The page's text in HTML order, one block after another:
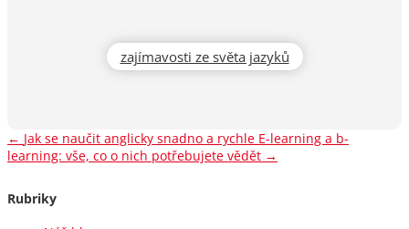
zajímavosti ze světa jazyků
← Jak se naučit anglicky snadno a rychle E-learning a b-
learning: vše, co o nich potřebujete vědět →
Rubriky